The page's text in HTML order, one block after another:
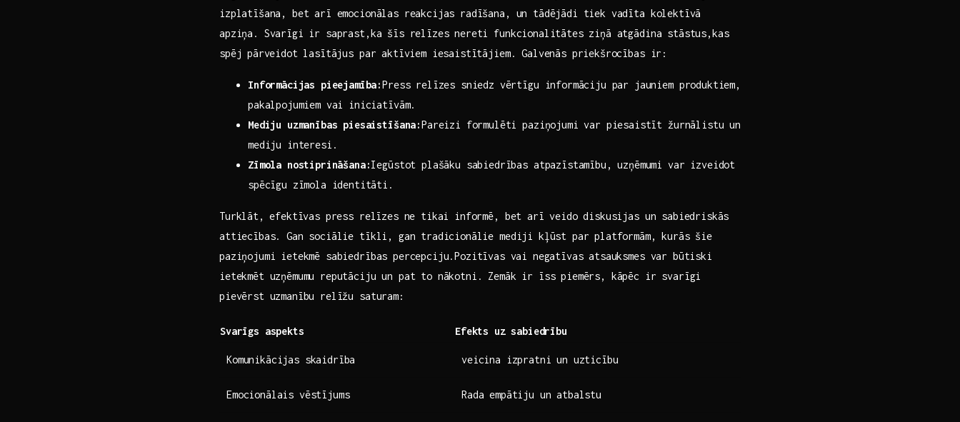
izplatīšana, bet arī emocionālas reakcijas radīšana, un tādējādi tiek vadīta kolektīvā
apziņa. Svarīgi ir saprast,ka šīs ‌relīzes nereti funkcionalitātes ziņā atgādina stāstus,kas
spēj ⁣pārveidot lasītājus par aktīviem iesaistītājiem.​ Galvenās priekšrocības ir:
Informācijas pieejamība:Press relīzes sniedz vērtīgu informāciju par jauniem produktiem,
pakalpojumiem vai iniciatīvām.
Mediju uzmanības piesaistīšana:Pareizi formulēti paziņojumi var piesaistīt žurnālistu un
mediju interesi.
Zīmola nostiprināšana:Iegūstot plašāku sabiedrības atpazīstamību, uzņēmumi var izveidot
spēcīgu zīmola identitāti.
Turklāt,⁤ efektīvas press relīzes ne tikai informē, bet arī veido diskusijas un sabiedriskās
attiecības. Gan sociālie tīkli, gan ​tradicionālie mediji kļūst par platformām, kurās šie
paziņojumi ietekmē sabiedrības percepciju.Pozitīvas⁢ vai negatīvas atsauksmes var būtiski
ietekmēt uzņēmumu reputāciju un pat to nākotni. Zemāk ir īss piemērs, kāpēc ir svarīgi‍
pievērst uzmanību relīžu saturam:
Svarīgs ‌aspekts Efekts uz sabiedrību
Komunikācijas skaidrība veicina izpratni un uzticību
Emocionālais vēstījums Rada empātiju un atbalstu